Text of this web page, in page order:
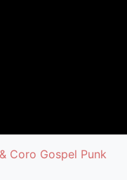
Coro Gospel Punk